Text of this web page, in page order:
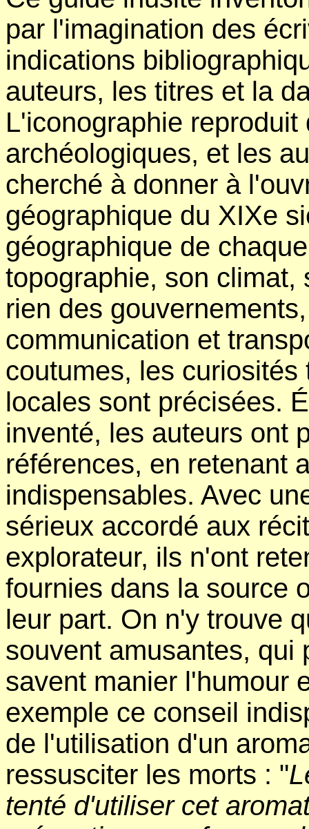
par l'imagination des
indications
auteurs, les titres et la
L'iconographie
archéologiques, et les
cherché à donner à
géographique du XIXe
géographique de
topographie, son climat,
rien des
communication et
coutumes, les
locales sont précisées.
inventé, les auteurs ont
références, en retenant
indispensables. Avec
sérieux accordé aux
explorateur, ils n'ont
fournies dans la source
leur part. On n'y trouve
souvent amusantes, qui
savent manier l'humour
exemple ce conseil
de l'utilisation d'un
ressusciter les morts : "
tenté d'utiliser cet